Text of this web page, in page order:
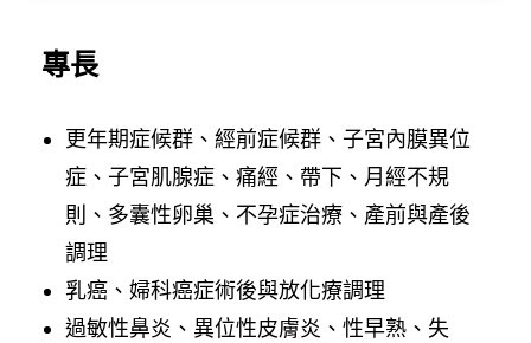
專長
更年期症候群、經前症候群、子宮內膜異位
症、子宮肌腺症、痛經、帶下、月經不規
則、多囊性卵巢、不孕症治療、產前與產後
調理
乳癌、婦科癌症術後與放化療調理
過敏性鼻炎、異位性皮膚炎、性早熟、失